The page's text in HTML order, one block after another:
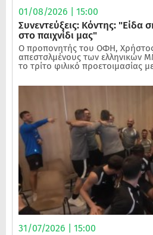
01/08/2026 | 15:00
Συνεντεύξεις: Κόντης: "Είδα
στο παιχνίδι μας"
Ο προπονητής του ΟΦΗ,
απεστσλμένους των ελληνικών
το τρίτο φιλικό προετοιμασίας
31/07/2026 | 15:00